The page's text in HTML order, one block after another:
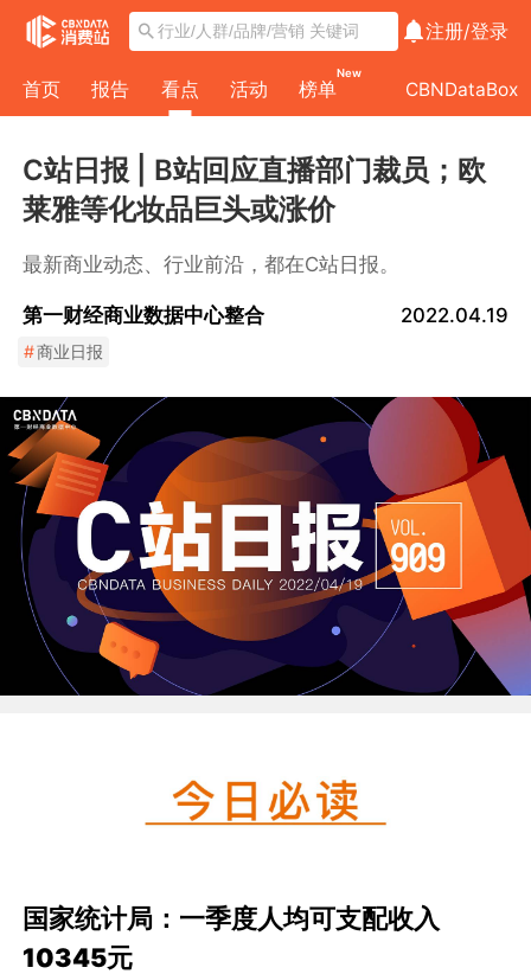
注册/登录
首页 报告 看点 活动 榜单
New
CBNDataBox
C站日报 | B站回应直播部门裁员；欧
莱雅等化妆品巨头或涨价
最新商业动态、行业前沿，都在C站日报。
第一财经商业数据中心整合 2022.04.19
#商业日报
国家统计局：一季度人均可支配收入
10345元